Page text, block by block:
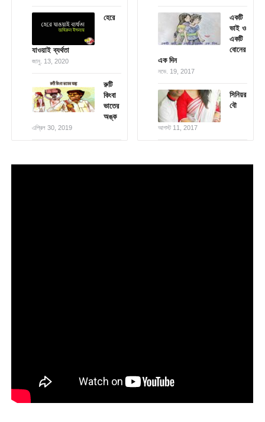
হেরে
যাওয়াই ব্যর্থতা
জানু. 13, 2020
রুটি
কিংবা
ভাতের
অঙ্ক
এপ্রিল 30, 2019
একটি
ভাই ও
একটি
বোনের
এক দিন
নভে. 19, 2017
সিনিয়র
বৌ
আগস্ট 11, 2017